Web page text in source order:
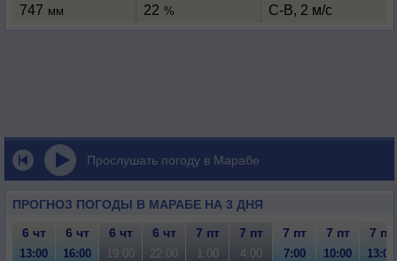
747 мм 22 % С-В, 2 м/с
Прослушать погоду в Марабе
ПРОГНОЗ ПОГОДЫ В МАРАБЕ НА 3 ДНЯ
6 чт 6 чт 6 чт 6 чт 7 пт 7 пт 7 пт 7 пт 7 пт
13:00 16:00 19:00 22:00 1:00 4:00 7:00 10:00 13:00